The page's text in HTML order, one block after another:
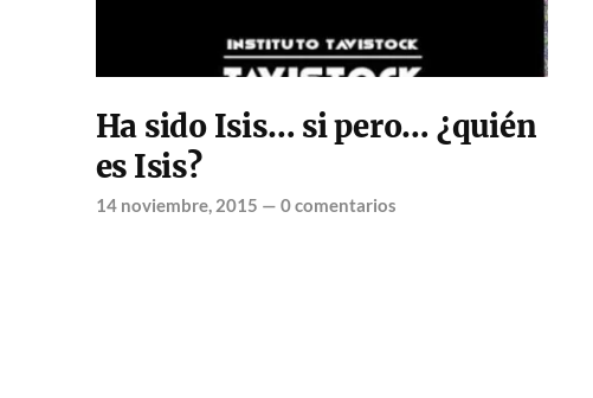
Ha sido Isis… si pero… ¿quién
es Isis?
14 noviembre, 2015 — 0 comentarios